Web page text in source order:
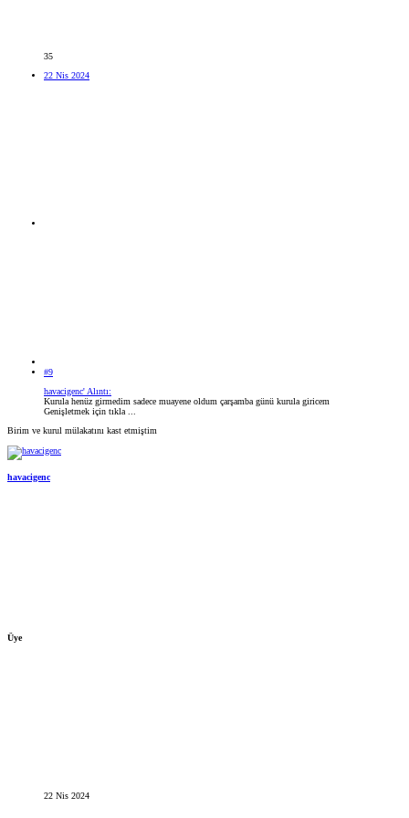
35
22 Nis 2024
#9
havacigenc' Alıntı:
Kurula henüz girmedim sadece muayene oldum çarşamba günü kurula giricem
Genişletmek için tıkla ...
Birim ve kurul mülakatını kast etmiştim
havacigenc
Üye
22 Nis 2024